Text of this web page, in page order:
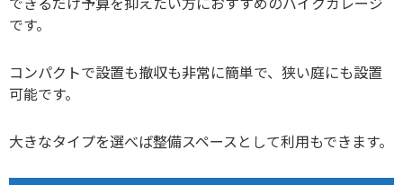
です。
コンパクトで設置も撤収も非常に簡単で、狭い庭にも設置
可能です。
大きなタイプを選べば整備スペースとして利用もできます。